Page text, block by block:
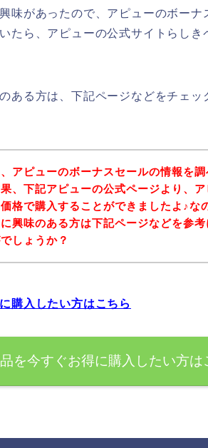
味があったので、アピューのボーナ
たら、アピューの公式サイトらしき
ある方は、下記ページなどをチェッ
アピューのボーナスセールの情報を調
、下記アピューの公式ページより、
格で購入することができましたよ♪な
興味のある方は下記ページなどを参
しょうか？
購入したい方はこちら
を今すぐお得に購入したい方は